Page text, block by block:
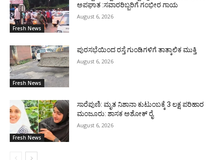
Fresh News
ಅಪಘಾತ :ಸವಾರರಿಬ್ಬರಿಗೆ ಗಂಭೀರ ಗಾಯ
August 6, 2026
Fresh News
ಪುರಸಭೆಯಿಂದ ರಸ್ತೆ ಗುಂಡಿಗಳಿಗೆ ತಾತ್ಕಾಲಿಕ ಮುಕ್ತಿ
August 6, 2026
Fresh News
ಸಾರೆಪುಣಿ: ಮೃತ ನಿಶಾನಾ ಕುಟುಂಬಕ್ಕೆ 3 ಲಕ್ಷ ಪರಿಹಾರ
ಮಂಜೂರು: ಶಾಸಕ ಅಶೋಕ್ ರೈ
August 6, 2026